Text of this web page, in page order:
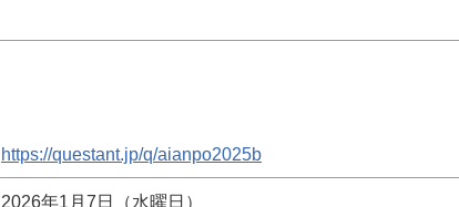
https://questant.jp/q/aianpo2025b
2026年1月7日（水曜日）